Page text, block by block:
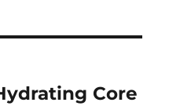
Core